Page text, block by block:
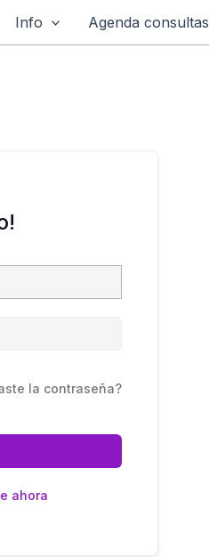
Info Agenda consultas
la contraseña?
ahora